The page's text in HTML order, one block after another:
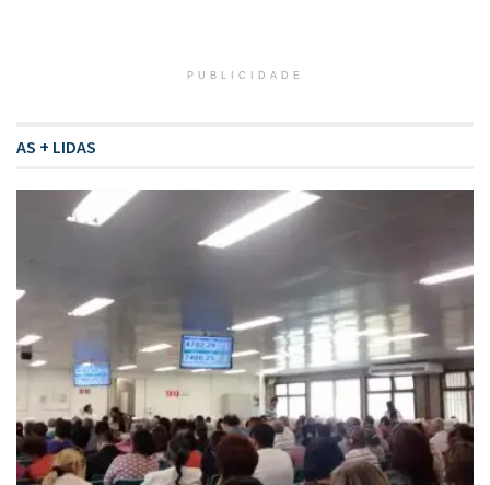
PUBLICIDADE
AS + LIDAS